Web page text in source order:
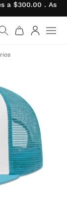
a $300.00 . As